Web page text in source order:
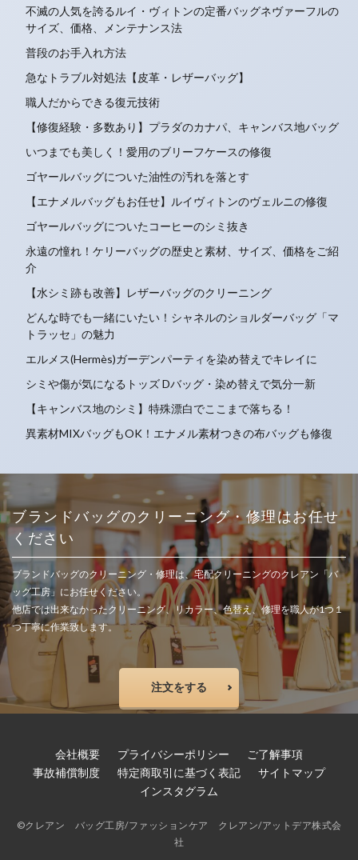
不滅の人気を誇るルイ・ヴィトンの定番バッグネヴァーフルの
サイズ、価格、メンテナンス法
普段のお手入れ方法
急なトラブル対処法【皮革・レザーバッグ】
職人だからできる復元技術
【修復経験・多数あり】プラダのカナパ、キャンバス地バッグ
いつまでも美しく！愛用のブリーフケースの修復
ゴヤールバッグについた油性の汚れを落とす
【エナメルバッグもお任せ】ルイヴィトンのヴェルニの修復
ゴヤールバッグについたコーヒーのシミ抜き
永遠の憧れ！ケリーバッグの歴史と素材、サイズ、価格をご紹
介
【水シミ跡も改善】レザーバッグのクリーニング
どんな時でも一緒にいたい！シャネルのショルダーバッグ「マ
トラッセ」の魅力
エルメス(Hermès)ガーデンパーティを染め替えでキレイに
シミや傷が気になるトッズ Dバッグ・染め替えで気分一新
【キャンバス地のシミ】特殊漂白でここまで落ちる！
異素材MIXバッグもOK！エナメル素材つきの布バッグも修復
ブランドバッグのクリーニング・修理はお任せ
ください
ブランドバッグのクリーニング・修理は、宅配クリーニングのクレアン「バ
ッグ工房」にお任せください。
他店では出来なかったクリーニング、リカラー、色替え、修理を職人が1つ１
つ丁寧に作業致します。
注文をする
会社概要 プライバシーポリシー
ご了解事項
事故補償制度
特定商取引に基づく表記
サイトマップ
インスタグラム
©クレアン バッグ工房/ファッションケア クレアン/アットデア株式会
社